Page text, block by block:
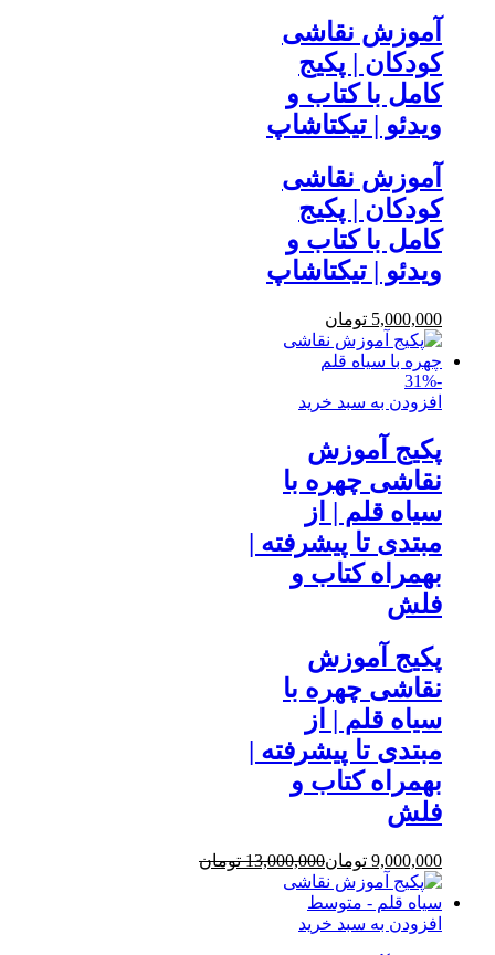
آموزش نقاشی
کودکان | پکیج
کامل با کتاب و
ویدئو | تیکتاشاپ
آموزش نقاشی
کودکان | پکیج
کامل با کتاب و
ویدئو | تیکتاشاپ
5,000,000 تومان
-
31%
افزودن به سبد خرید
پکیج آموزش
نقاشی چهره با
سیاه قلم | از
مبتدی تا پیشرفته |
بهمراه کتاب و
فلش
پکیج آموزش
نقاشی چهره با
سیاه قلم | از
مبتدی تا پیشرفته |
بهمراه کتاب و
فلش
9,000,000 تومان13,000,000 تومان
افزودن به سبد خرید